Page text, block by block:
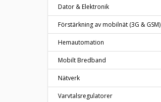
Dator & Elektronik
Förstärkning av mobilnät (3G & GSM)
Hemautomation
Mobilt Bredband
Nätverk
Varvtalsregulatorer